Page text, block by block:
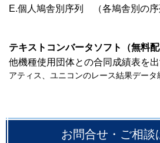
E.個人鳩舎別序列 （各鳩舎別の序
テキストコンバータソフト（無料配
他機種使用団体との合同成績表を出
アティス、ユニコンのレース結果データ
お問合せ・ご相談